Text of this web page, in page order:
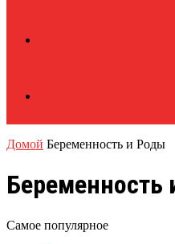
Домой Беременность и Роды
Беременность
Самое популярное